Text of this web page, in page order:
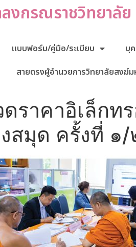
งกรณราชวิทยาลัย
แบบฟอร์ม/คู่มือ/ระเบียบ
บุ
สายตรงผู้อำนวยการวิทยาลัยสงฆ์ม
ราคาอิเล็กท
งสมุด ครั้งที่